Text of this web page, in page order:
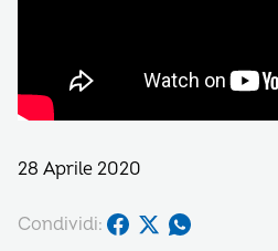
28 Aprile 2020
Condividi: